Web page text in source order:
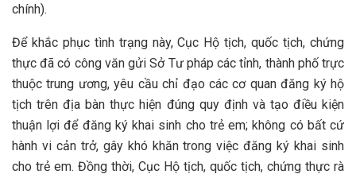
chính).
Để khắc phục tình trạng này, Cục Hộ tịch, quốc tịch, chứng
thực đã có công văn gửi Sở Tư pháp các tỉnh, thành phố trực
thuộc trung ương, yêu cầu chỉ đạo các cơ quan đăng ký hộ
tịch trên địa bàn thực hiện đúng quy định và tạo điều kiện
thuận lợi để đăng ký khai sinh cho trẻ em; không có bất cứ
hành vi cản trở, gây khó khăn trong việc đăng ký khai sinh
cho trẻ em. Đồng thời, Cục Hộ tịch, quốc tịch, chứng thực rà